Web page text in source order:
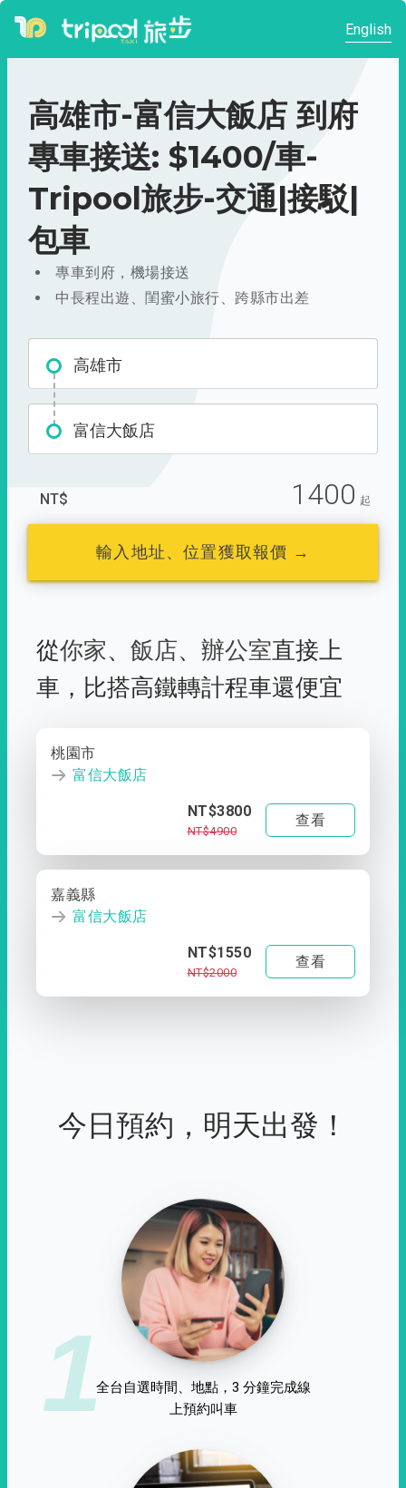
English
高雄市-富信大飯店 到府
專車接送: $1400/車-
Tripool旅步-交通|接駁|
包車
專車到府，機場接送
中長程出遊、閨蜜小旅行、跨縣市出差
高雄市
富信大飯店
NT$ 1400 起
輸入地址、位置獲取報價 →
從你家、 飯店、 辦公室直接上
車， 比搭高鐵轉計程車還便宜
桃園市
富信大飯店
NT$3800
NT$4900
查看
嘉義縣
富信大飯店
NT$1550
NT$2000
查看
今日預約，明天出發！
1全台自選時間、地點，3 分鐘完成線
上預約叫車